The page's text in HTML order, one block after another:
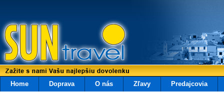
Home Doprava O nás Zľavy Predajcovia